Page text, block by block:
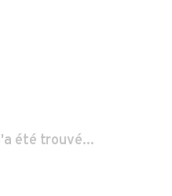
été trouvé...